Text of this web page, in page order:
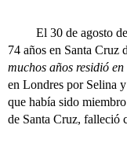
El 30 de agosto de
74 años en Santa Cruz
muchos años residió en
en Londres por Selina
que había sido
de Santa Cruz, falleció